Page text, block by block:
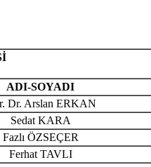
ADI-SOYADI
Dr. Arslan ERKAN
Sedat KARA
Fazlı ÖZSEÇER
Ferhat TAVLI